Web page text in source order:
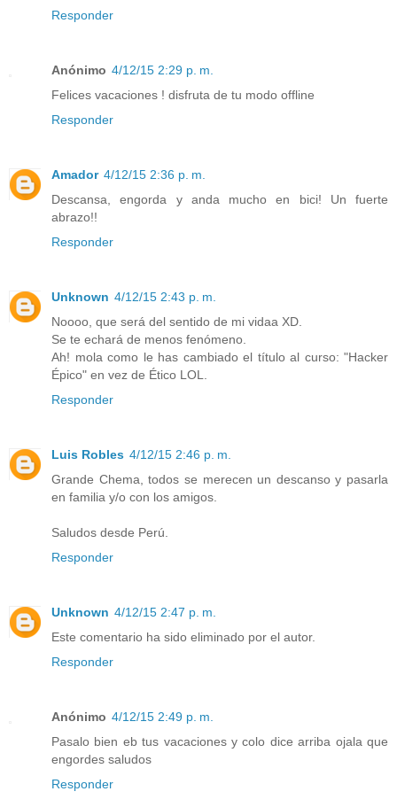
Responder
Anónimo 4/12/15 2:29 p. m.
Felices vacaciones ! disfruta de tu modo offline
Responder
Amador 4/12/15 2:36 p. m.
Descansa, engorda y anda mucho en bici! Un fuerte
abrazo!!
Responder
Unknown 4/12/15 2:43 p. m.
Noooo, que será del sentido de mi vidaa XD.
Se te echará de menos fenómeno.
Ah! mola como le has cambiado el título al curso: "Hacker
Épico" en vez de Ético LOL.
Responder
Luis Robles 4/12/15 2:46 p. m.
Grande Chema, todos se merecen un descanso y pasarla
en familia y/o con los amigos.
Saludos desde Perú.
Responder
Unknown 4/12/15 2:47 p. m.
Este comentario ha sido eliminado por el autor.
Responder
Anónimo 4/12/15 2:49 p. m.
Pasalo bien eb tus vacaciones y colo dice arriba ojala que
engordes saludos
Responder